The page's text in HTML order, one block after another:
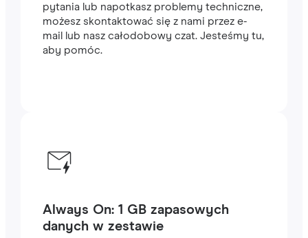
pytania lub napotkasz problemy techniczne,
możesz skontaktować się z nami przez e-
mail lub nasz całodobowy czat. Jesteśmy tu,
aby pomóc.
Always On: 1 GB zapasowych
danych w zestawie